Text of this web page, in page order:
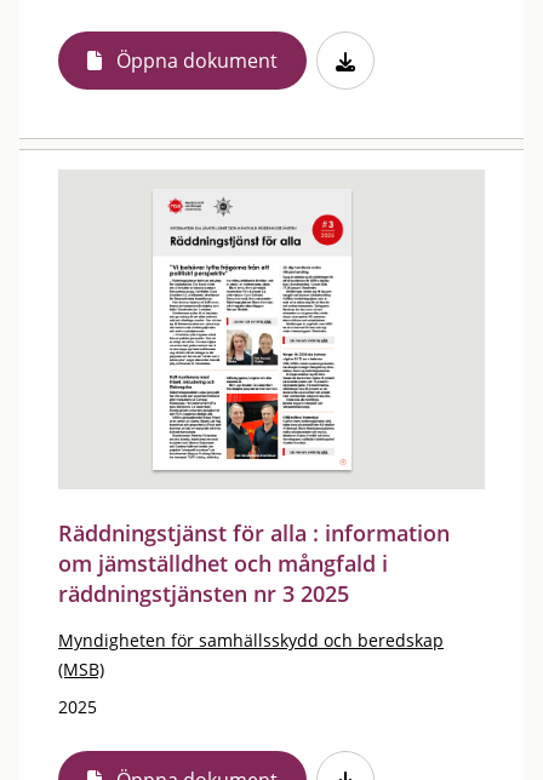
Öppna dokument
Räddningstjänst för alla : information
om jämställdhet och mångfald i
räddningstjänsten nr 3 2025
Myndigheten för samhällsskydd och beredskap
(MSB)
2025